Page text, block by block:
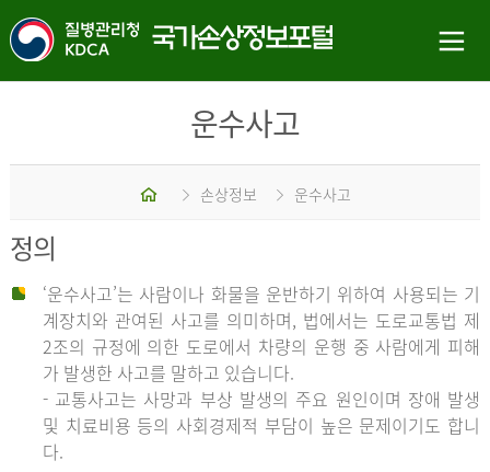
운수사고
홈 손상정보 운수사고
정의
‘운수사고’는 사람이나 화물을 운반하기 위하여 사용되는 기
계장치와 관여된 사고를 의미하며, 법에서는 도로교통법 제
2조의 규정에 의한 도로에서 차량의 운행 중 사람에게 피해
가 발생한 사고를 말하고 있습니다.
- 교통사고는 사망과 부상 발생의 주요 원인이며 장애 발생
및 치료비용 등의 사회경제적 부담이 높은 문제이기도 합니
다.